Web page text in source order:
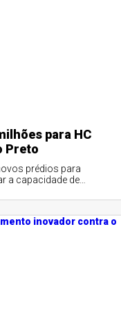
para HC
Preto
prédios para
a capacidade de